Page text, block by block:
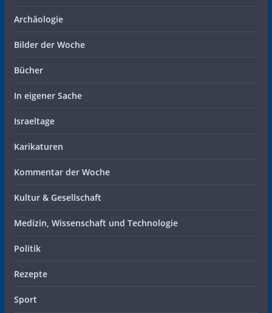
Archäologie
Bilder der Woche
Bücher
In eigener Sache
Israeltage
Karikaturen
Kommentar der Woche
Kultur & Gesellschaft
Medizin, Wissenschaft und Technologie
Politik
Rezepte
Sport